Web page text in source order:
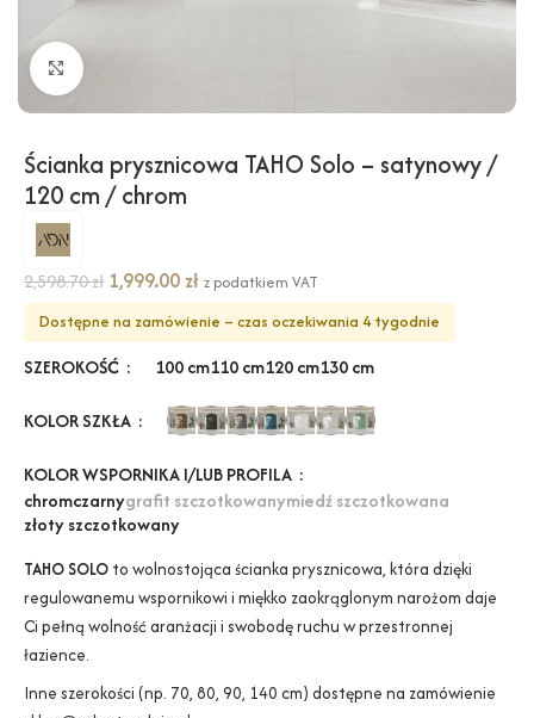
Kliknij, aby powiększyć
Ścianka prysznicowa TAHO Solo – satynowy /
120 cm / chrom
2,598.70zł 1,999.00 zł z podatkiem VAT
Dostępne na zamówienie – czas oczekiwania 4 tygodnie
SZEROKOŚĆ 100 cm110 cm120 cm130 cm
KOLOR SZKŁA
KOLOR WSPORNIKA I/LUB PROFILA
chromczarnygrafit szczotkowanymiedź szczotkowana
złoty szczotkowany
TAHO SOLO to wolnostojąca ścianka prysznicowa, która dzięki
regulowanemu wspornikowi i miękko zaokrąglonym narożom daje
Ci pełną wolność aranżacji i swobodę ruchu w przestronnej
łazience.
Inne szerokości (np. 70, 80, 90, 140 cm) dostępne na zamówienie